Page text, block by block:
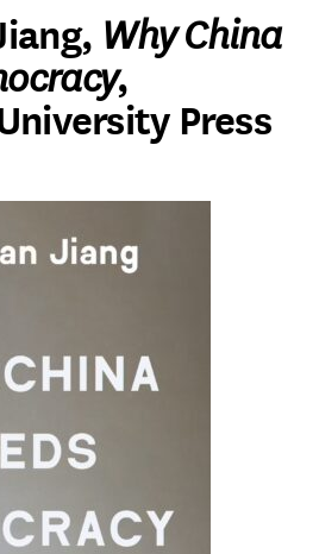
Why China
,
Press